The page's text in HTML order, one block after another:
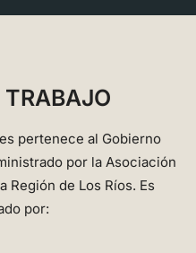
TRABAJO
pertenece al Gobierno
por la Asociación
Región de Los Ríos. Es
por: